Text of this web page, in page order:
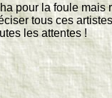
pour la foule
tous ces
les attentes !